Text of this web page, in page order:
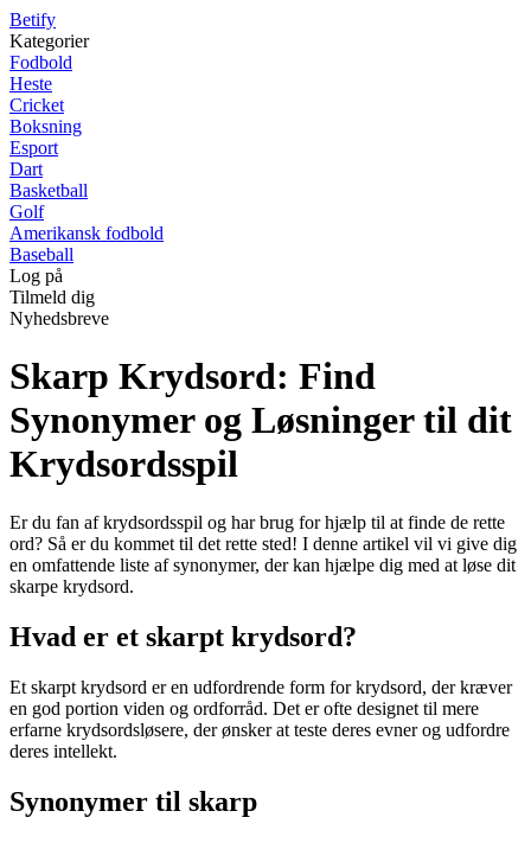
Betify
Kategorier
Fodbold
Heste
Cricket
Boksning
Esport
Dart
Basketball
Golf
Amerikansk fodbold
Baseball
Log på
Tilmeld dig
Nyhedsbreve
Skarp Krydsord: Find
Synonymer og Løsninger til dit
Krydsordsspil
Er du fan af krydsordsspil og har brug for hjælp til at finde de rette
ord? Så er du kommet til det rette sted! I denne artikel vil vi give dig
en omfattende liste af synonymer, der kan hjælpe dig med at løse dit
skarpe krydsord.
Hvad er et skarpt krydsord?
Et skarpt krydsord er en udfordrende form for krydsord, der kræver
en god portion viden og ordforråd. Det er ofte designet til mere
erfarne krydsordsløsere, der ønsker at teste deres evner og udfordre
deres intellekt.
Synonymer til skarp